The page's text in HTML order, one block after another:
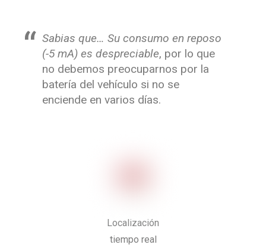
Sabias que… Su consumo en reposo
(-5 mA) es despreciable, por lo que
no debemos preocuparnos por la
batería del vehículo si no se
enciende en varios días.
Localización
tiempo real